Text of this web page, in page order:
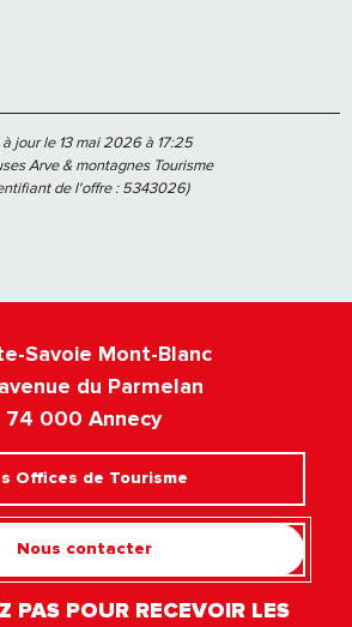
à jour le 13 mai 2026 à 17:25
Arve & montagnes Tourisme
de l'offre :5343026)
Savoie Mont-Blanc
du Parmelan
74 000 Annecy
Offices de Tourisme
Nous contacter
PAS POUR RECEVOIR LES